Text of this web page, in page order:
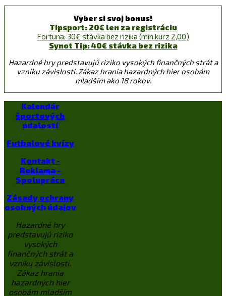
Vyber si svoj bonus!
Tipsport: 20€ len za registráciu
Fortuna: 30€ stávka bez rizika (min.kurz 2,00)
Synot Tip: 40€ stávka bez rizika
Hazardné hry predstavujú riziko vysokých finančných strát a
vzniku závislosti. Zákaz hrania hazardných hier osobám
mladším ako 18 rokov.
Kalendár
športových
udalostí
Futbalové kvízy
Kontakt -
Reklama -
Spolupráca
Zásady ochrany
osobných údajov
Hazardné hry
predstavujú riziko
vysokých
finančných strát a
vzniku závislosti.
Zákaz hrania
hazardných hier
osobám mladším